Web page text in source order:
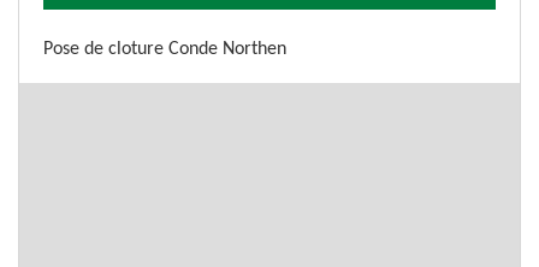
Pose de cloture Conde Northen